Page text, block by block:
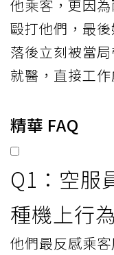
他乘客，更因
毆打他們，最
落後立刻被當
就醫，直接工
精華 FAQ
Q1：空服
種機上行
他們最反感乘